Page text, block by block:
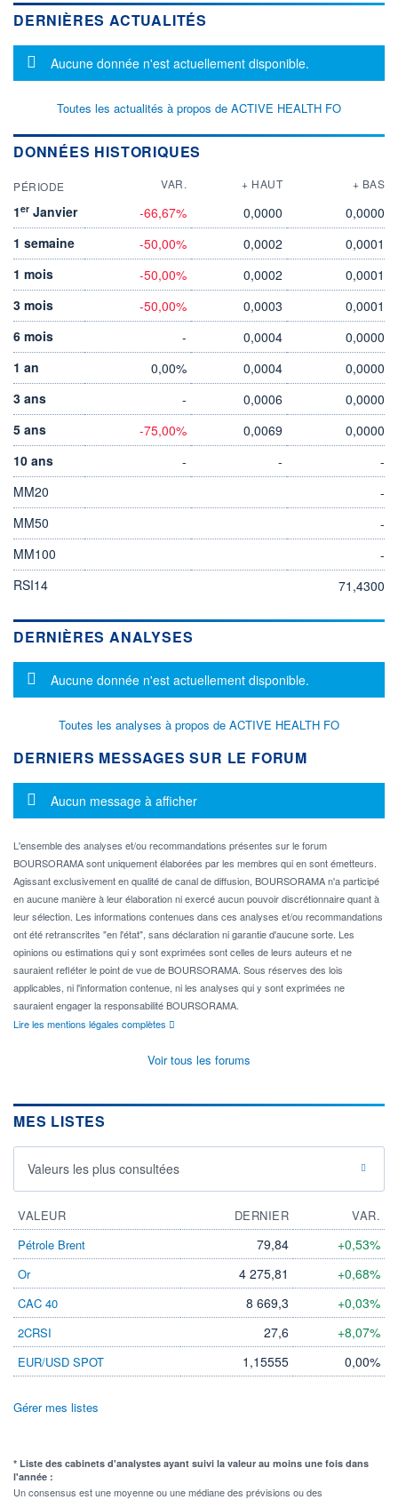
DERNIÈRES ACTUALITÉS
Message d'information
Aucune donnée n'est actuellement disponible.
Toutes les actualités à propos de ACTIVE HEALTH FO
DONNÉES HISTORIQUES
PÉRIODE VAR. + HAUT + BAS
1er Janvier -66,67% 0,0000
0,0000
1 semaine
-50,00% 0,0002
0,0001
1 mois
-50,00% 0,0002
0,0001
3 mois
-50,00% 0,0003
0,0001
6 mois
- 0,0004
0,0000
1 an
0,00% 0,0004
0,0000
3 ans
- 0,0006
0,0000
5 ans
-75,00% 0,0069
0,0000
10 ans
- -
-
MM20
-
MM50
-
MM100
-
RSI14
71,4300
DERNIÈRES ANALYSES
Message d'information
Aucune donnée n'est actuellement disponible.
Toutes les analyses à propos de ACTIVE HEALTH FO
DERNIERS MESSAGES SUR LE FORUM
Message d'information
Aucun message à afficher
L'ensemble des analyses et/ou recommandations présentes sur le forum
BOURSORAMA sont uniquement élaborées par les membres qui en sont émetteurs.
Agissant exclusivement en qualité de canal de diffusion, BOURSORAMA n'a participé
en aucune manière à leur élaboration ni exercé aucun pouvoir discrétionnaire quant à
leur sélection. Les informations contenues dans ces analyses et/ou recommandations
ont été retranscrites "en l'état", sans déclaration ni garantie d'aucune sorte. Les
opinions ou estimations qui y sont exprimées sont celles de leurs auteurs et ne
sauraient refléter le point de vue de BOURSORAMA. Sous réserves des lois
applicables, ni l'information contenue, ni les analyses qui y sont exprimées ne
sauraient engager la responsabilité BOURSORAMA.
Lire les mentions légales complètes
Voir tous les forums
MES LISTES
Valeurs les plus consultées
VALEUR DERNIER
VAR.
Pétrole Brent
79,84 +0,53%
Or 4 275,81 +0,68%
CAC 40 8 669,3 +0,03%
2CRSI 27,6 +8,07%
EUR/USD SPOT 1,15555 0,00%
Gérer mes listes
* Liste des cabinets d'analystes ayant suivi la valeur au moins une fois dans
l'année :
Un consensus est une moyenne ou une médiane des prévisions ou des